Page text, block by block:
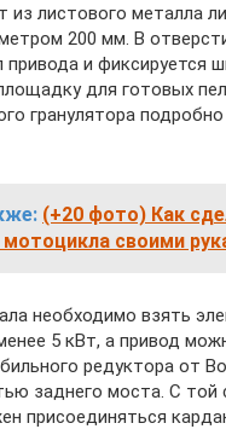
листового металла
200 мм. В
привода и фиксируется
для готовых
гранулятора
(+20 фото) Как
мотоцикла своими
необходимо взять
5 кВт, а привод
редуктора от
заднего моста. С той
присоединяться